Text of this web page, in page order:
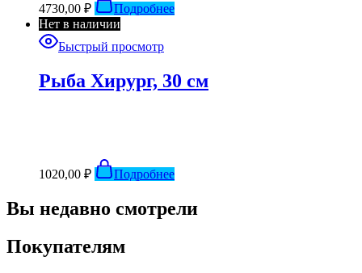
4730,00 ₽
Подробнее
Нет в наличии
Быстрый просмотр
Рыба Хирург, 30 см
1020,00 ₽ Подробнее
Вы недавно смотрели
Покупателям